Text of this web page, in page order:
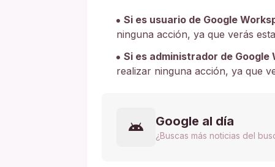
Si es usuario de Google
ninguna acción, ya que verás
Si es administrador de
realizar ninguna acción, ya que
Google al día
¿Buscas más noticias del